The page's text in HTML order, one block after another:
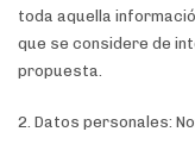
toda aquella
que se considere de
propuesta.
2. Datos personales: